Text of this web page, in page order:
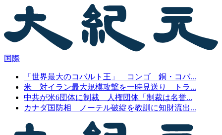
国際
「世界最大のコバルト王」 コンゴ 銅・コバ...
米 対イラン最大規模攻撃を一時見送り トラ...
中共が米6団体に制裁 人権団体「制裁は名誉...
カナダ国防相 ノーテル破綻を教訓に知財流出...